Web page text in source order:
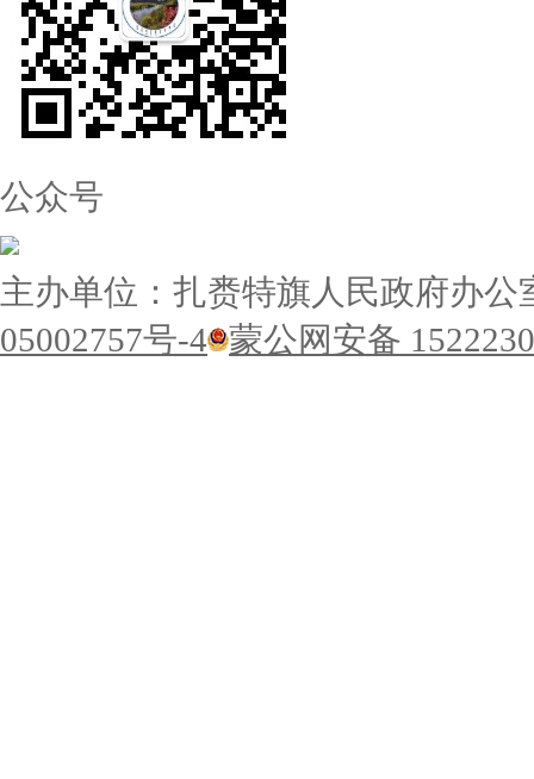
公众号
主办单位：扎赉特旗人民政府办公
05002757号-4 蒙公网安备